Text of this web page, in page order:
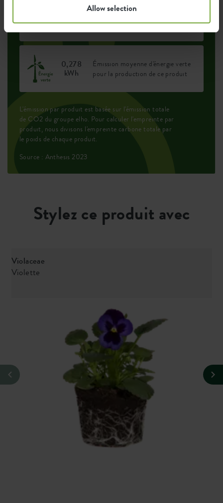
Allow selection
kg
Émission moyenne de CO2 pour
la production de ce produit
0,278
kWh
Émission moyenne d'énergie verte
pour la production de ce produit
L'émission par produit est basée sur l'émission totale
de CO2 du groupe elho. Pour calculer l'empreinte par
produit, nous divisons l'empreinte carbone totale par
le poids de chaque produit.
Source : Anthesis 2023
Stylez ce produit avec
Violaceae
Violette